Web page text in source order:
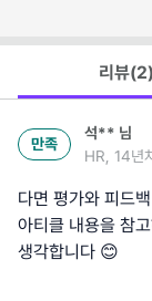
리뷰(2)
만족
석** 님
HR, 14년
다면 평가와 피드
아티클 내용을 참
생각합니다 😊